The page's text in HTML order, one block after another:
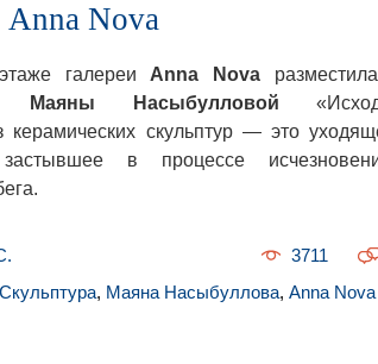
Anna Nova
галереи Anna Nova
Маяны Насыбулловой
керамических скульптур — это
в процессе
3711
Скульптура, Маяна Насыбуллова, Anna Nova